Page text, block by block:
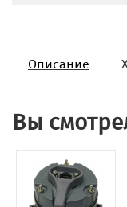
Описание
Вы